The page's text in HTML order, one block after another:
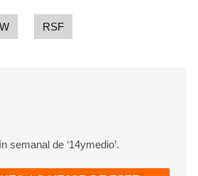
RSF
semanal de ‘14ymedio’.